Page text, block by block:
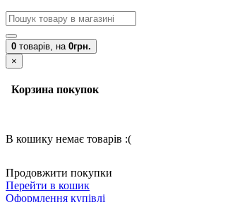
0 товарів, на 0грн.
×
Корзина покупок
В кошику немає товарів :(
Продовжити покупки
Перейти в кошик
Оформлення купівлі